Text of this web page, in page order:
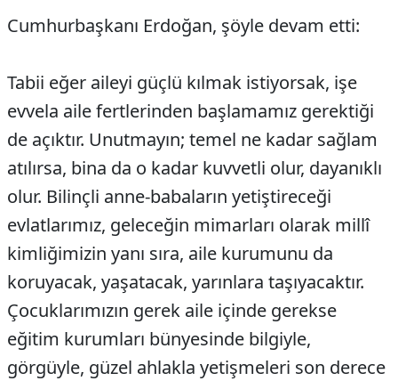
Cumhurbaşkanı Erdoğan, şöyle devam etti:
Tabii eğer aileyi güçlü kılmak istiyorsak, işe
evvela aile fertlerinden başlamamız gerektiği
de açıktır. Unutmayın; temel ne kadar sağlam
atılırsa, bina da o kadar kuvvetli olur, dayanıklı
olur. Bilinçli anne-babaların yetiştireceği
evlatlarımız, geleceğin mimarları olarak millî
kimliğimizin yanı sıra, aile kurumunu da
koruyacak, yaşatacak, yarınlara taşıyacaktır.
Çocuklarımızın gerek aile içinde gerekse
eğitim kurumları bünyesinde bilgiyle,
görgüyle, güzel ahlakla yetişmeleri son derece